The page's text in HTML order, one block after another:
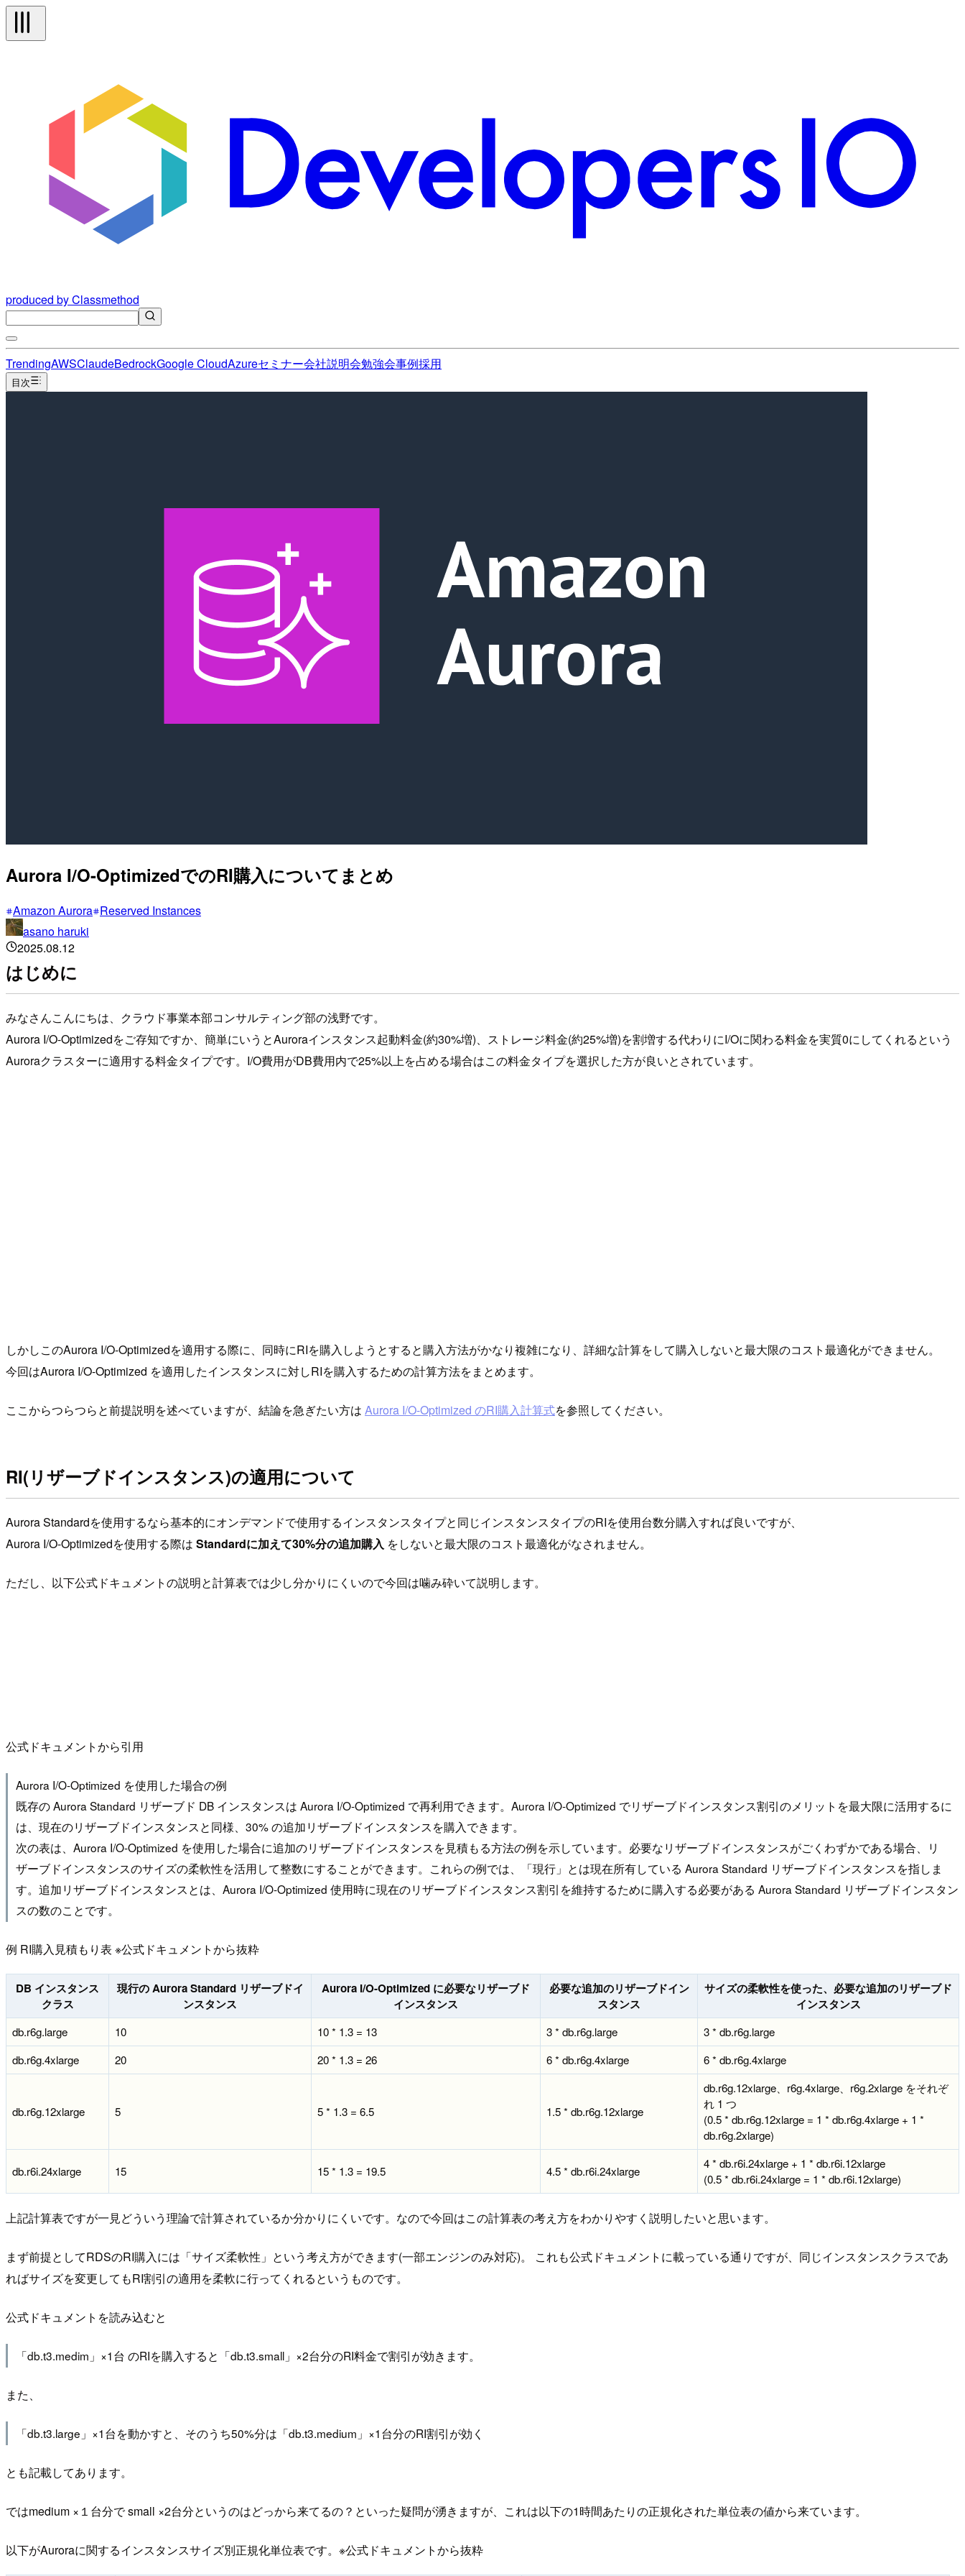
produced by Classmethod
TrendingAWSClaudeBedrockGoogle CloudAzureセミナー会社説明会勉強会事例採用
目次
Aurora I/O-OptimizedでのRI購入についてまとめ
Amazon Aurora Reserved Instances
asano haruki
2025.08.12
はじめに
みなさんこんにちは、クラウド事業本部コンサルティング部の浅野です。
Aurora I/O-Optimizedをご存知ですか、簡単にいうとAuroraインスタンス起動料金(約30%増)、ストレージ料金(約25%増)を割増する代わりにI/Oに関わる料金を実質0にしてくれるという
Auroraクラスターに適用する料金タイプです。I/O費用がDB費用内で25%以上を占める場合はこの料金タイプを選択した方が良いとされています。
しかしこのAurora I/O-Optimizedを適用する際に、同時にRIを購入しようとすると購入方法がかなり複雑になり、詳細な計算をして購入しないと最大限のコスト最適化ができません。
今回はAurora I/O-Optimized を適用したインスタンスに対しRIを購入するための計算方法をまとめます。
ここからつらつらと前提説明を述べていますが、結論を急ぎたい方は Aurora I/O-Optimized のRI購入計算式を参照してください。
RI(リザーブドインスタンス)の適用について
Aurora Standardを使用するなら基本的にオンデマンドで使用するインスタンスタイプと同じインスタンスタイプのRIを使用台数分購入すれば良いですが、
Aurora I/O-Optimizedを使用する際は Standardに加えて30%分の追加購入 をしないと最大限のコスト最適化がなされません。
ただし、以下公式ドキュメントの説明と計算表では少し分かりにくいので今回は噛み砕いて説明します。
公式ドキュメントから引用
Aurora I/O-Optimized を使用した場合の例
既存の Aurora Standard リザーブド DB インスタンスは Aurora I/O-Optimized で再利用できます。Aurora I/O-Optimized でリザーブドインスタンス割引のメリットを最大限に活用するに
は、現在のリザーブドインスタンスと同様、30% の追加リザーブドインスタンスを購入できます。
次の表は、Aurora I/O-Optimized を使用した場合に追加のリザーブドインスタンスを見積もる方法の例を示しています。必要なリザーブドインスタンスがごくわずかである場合、リ
ザーブドインスタンスのサイズの柔軟性を活用して整数にすることができます。これらの例では、「現行」とは現在所有している Aurora Standard リザーブドインスタンスを指しま
す。追加リザーブドインスタンスとは、Aurora I/O-Optimized 使用時に現在のリザーブドインスタンス割引を維持するために購入する必要がある Aurora Standard リザーブドインスタン
スの数のことです。
例 RI購入見積もり表 ※公式ドキュメントから抜粋
DB インスタンス
クラス
現行の Aurora Standard リザーブドイ
ンスタンス
Aurora I/O-Optimized に必要なリザーブド
インスタンス
必要な追加のリザーブドイン
スタンス
サイズの柔軟性を使った、必要な追加のリザーブド
インスタンス
db.r6g.large 10 10 * 1.3 = 13 3 * db.r6g.large
3 * db.r6g.large
db.r6g.4xlarge
20 20 * 1.3 = 26 6 * db.r6g.4xlarge 6 * db.r6g.4xlarge
db.r6g.12xlarge 5 5 * 1.3 = 6.5 1.5 * db.r6g.12xlarge
db.r6g.12xlarge、r6g.4xlarge、r6g.2xlarge をそれぞ
れ 1 つ
(0.5 * db.r6g.12xlarge = 1 * db.r6g.4xlarge + 1 *
db.r6g.2xlarge)
db.r6i.24xlarge 15 15 * 1.3 = 19.5 4.5 * db.r6i.24xlarge
4 * db.r6i.24xlarge + 1 * db.r6i.12xlarge
(0.5 * db.r6i.24xlarge = 1 * db.r6i.12xlarge)
上記計算表ですが一見どういう理論で計算されているか分かりにくいです。なので今回はこの計算表の考え方をわかりやすく説明したいと思います。
まず前提としてRDSのRI購入には「サイズ柔軟性」という考え方ができます(一部エンジンのみ対応)。 これも公式ドキュメントに載っている通りですが、同じインスタンスクラスであ
ればサイズを変更してもRI割引の適用を柔軟に行ってくれるというものです。
公式ドキュメントを読み込むと
「db.t3.medim」×1台 のRIを購入すると「db.t3.small」×2台分のRI料金で割引が効きます。
また、
「db.t3.large」×1台を動かすと、そのうち50%分は「db.t3.medium」×1台分のRI割引が効く
とも記載してあります。
ではmedium ×１台分で small ×2台分というのはどっから来てるの？といった疑問が湧きますが、これは以下の1時間あたりの正規化された単位表の値から来ています。
以下がAuroraに関するインスタンスサイズ別正規化単位表です。※公式ドキュメントから抜粋